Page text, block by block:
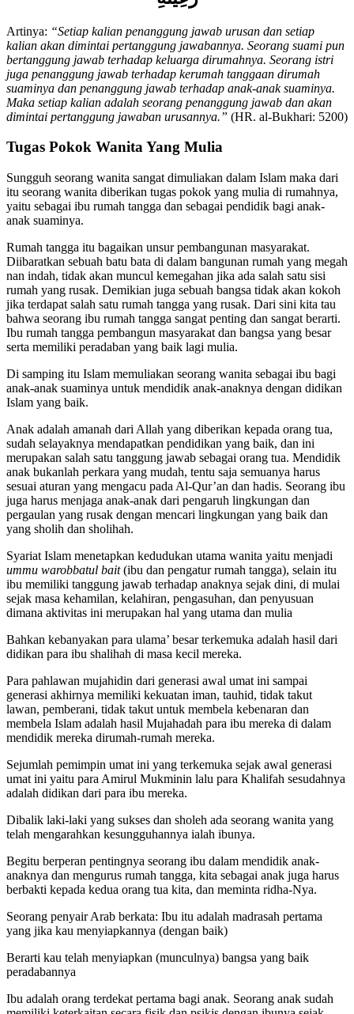
Artinya: “Setiap kalian penanggung jawab urusan dan setiap
kalian akan dimintai pertanggung jawabannya. Seorang suami pun
bertanggung jawab terhadap keluarga dirumahnya. Seorang istri
juga penanggung jawab terhadap kerumah tanggaan dirumah
suaminya dan penanggung jawab terhadap anak-anak suaminya.
Maka setiap kalian adalah seorang penanggung jawab dan akan
dimintai pertanggung jawaban urusannya.” (HR. al-Bukhari: 5200)
Tugas Pokok Wanita Yang Mulia
Sungguh seorang wanita sangat dimuliakan dalam Islam maka dari
itu seorang wanita diberikan tugas pokok yang mulia di rumahnya,
yaitu sebagai ibu rumah tangga dan sebagai pendidik bagi anak-
anak suaminya.
Rumah tangga itu bagaikan unsur pembangunan masyarakat.
Diibaratkan sebuah batu bata di dalam bangunan rumah yang megah
nan indah, tidak akan muncul kemegahan jika ada salah satu sisi
rumah yang rusak. Demikian juga sebuah bangsa tidak akan kokoh
jika terdapat salah satu rumah tangga yang rusak. Dari sini kita tau
bahwa seorang ibu rumah tangga sangat penting dan sangat berarti.
Ibu rumah tangga pembangun masyarakat dan bangsa yang besar
serta memiliki peradaban yang baik lagi mulia.
Di samping itu Islam memuliakan seorang wanita sebagai ibu bagi
anak-anak suaminya untuk mendidik anak-anaknya dengan didikan
Islam yang baik.
Anak adalah amanah dari Allah yang diberikan kepada orang tua,
sudah selayaknya mendapatkan pendidikan yang baik, dan ini
merupakan salah satu tanggung jawab sebagai orang tua. Mendidik
anak bukanlah perkara yang mudah, tentu saja semuanya harus
sesuai aturan yang mengacu pada Al-Qur’an dan hadis. Seorang ibu
juga harus menjaga anak-anak dari pengaruh lingkungan dan
pergaulan yang rusak dengan mencari lingkungan yang baik dan
yang sholih dan sholihah.
Syariat Islam menetapkan kedudukan utama wanita yaitu menjadi
ummu warobbatul bait(ibu dan pengatur rumah tangga), selain itu
ibu memiliki tanggung jawab terhadap anaknya sejak dini, di mulai
sejak masa kehamilan, kelahiran, pengasuhan, dan penyusuan
dimana aktivitas ini merupakan hal yang utama dan mulia
Bahkan kebanyakan para ulama’ besar terkemuka adalah hasil dari
didikan para ibu shalihah di masa kecil mereka.
Para pahlawan mujahidin dari generasi awal umat ini sampai
generasi akhirnya memiliki kekuatan iman, tauhid, tidak takut
lawan, pemberani, tidak takut untuk membela kebenaran dan
membela Islam adalah hasil Mujahadah para ibu mereka di dalam
mendidik mereka dirumah-rumah mereka.
Sejumlah pemimpin umat ini yang terkemuka sejak awal generasi
umat ini yaitu para Amirul Mukminin lalu para Khalifah sesudahnya
adalah didikan dari para ibu mereka.
Dibalik laki-laki yang sukses dan sholeh ada seorang wanita yang
telah mengarahkan kesungguhannya ialah ibunya.
Begitu berperan pentingnya seorang ibu dalam mendidik anak-
anaknya dan mengurus rumah tangga, kita sebagai anak juga harus
berbakti kepada kedua orang tua kita, dan meminta ridha-Nya.
Seorang penyair Arab berkata: Ibu itu adalah madrasah pertama
yang jika kau menyiapkannya (dengan baik)
Berarti kau telah menyiapkan (munculnya) bangsa yang baik
peradabannya
Ibu adalah orang terdekat pertama bagi anak. Seorang anak sudah